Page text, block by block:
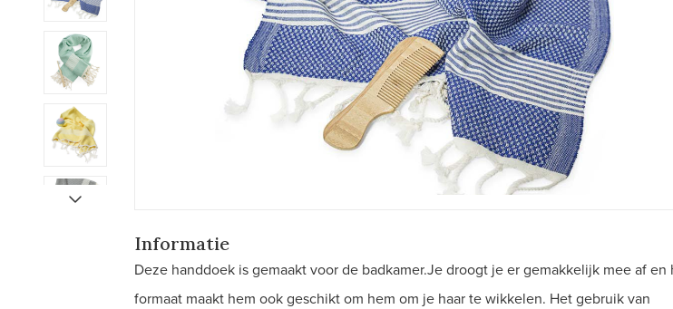
Informatie
Deze handdoek is gemaakt voor de badkamer.Je droogt je er gemakkelijk mee af en
formaat maakt hem ook geschikt om hem om je haar te wikkelen. Het gebruik van